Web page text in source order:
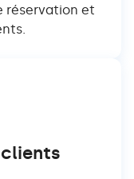
réservation et